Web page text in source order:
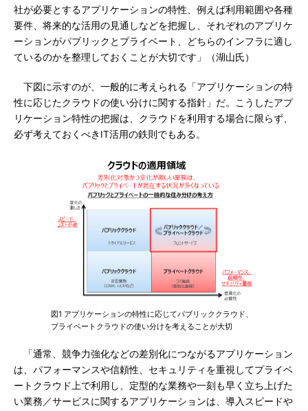
社が必要とするアプリケーションの特性、例えば利用範囲や各種
要件、将来的な活用の見通しなどを把握し、それぞれのアプリケ
ーションがパブリックとプライベート、どちらのインフラに適し
ているのかを整理しておくことが大切です」（湖山氏）
下図に示すのが、一般的に考えられる「アプリケーションの特
性に応じたクラウドの使い分けに関する指針」だ。こうしたアプ
リケーション特性の把握は、クラウドを利用する場合に限らず、
必ず考えておくべきIT活用の鉄則でもある。
図1 アプリケーションの特性に応じてパブリッククラウド、
プライベートクラウドの使い分けを考えることが大切
「通常、競争力強化などの差別化につながるアプリケーション
は、パフォーマンスや信頼性、セキュリティを重視してプライベ
ートクラウド上で利用し、定型的な業務や一刻も早く立ち上げた
い業務／サービスに関するアプリケーションは、導入スピードや